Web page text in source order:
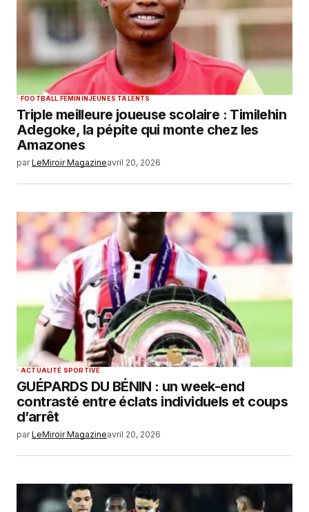
FOOTBALL FEMININJEUNES TALENTS
Triple meilleure joueuse scolaire : Timilehin
Adegoke, la pépite qui monte chez les
Amazones
par LeMiroir Magazineavril 20, 2026
ACTUALITÉ SPORTIVE
GUÉPARDS DU BÉNIN : un week-end
contrasté entre éclats individuels et coups
d’arrêt
par LeMiroir Magazineavril 20, 2026